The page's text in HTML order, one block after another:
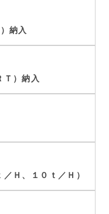
納入
Ｔ）納入
Ｈ、１０ｔ／Ｈ）